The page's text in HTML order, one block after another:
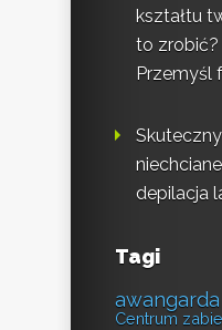
kształtu
to zrobić?
Przemyśl
depilacja
Tagi
Centrum